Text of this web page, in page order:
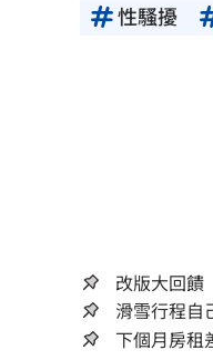
性騷擾
改版大回
滑雪行程自
下個月房租